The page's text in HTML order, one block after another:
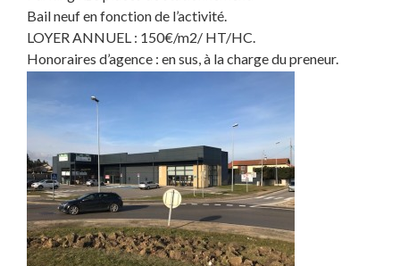
Bail neuf en fonction de l’activité.
LOYER ANNUEL : 150€/m2/ HT/HC.
Honoraires d’agence : en sus, à la charge du preneur.